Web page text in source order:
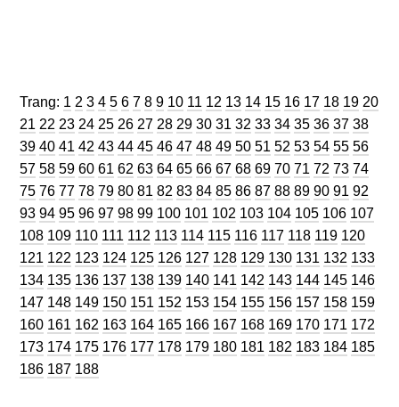
Trang: Trang
1 Trang
2 Trang
3 Trang
4 Trang
5 Trang
6 Trang
7 Trang
8 Trang
9 Trang
10 Trang
11 Trang
12 Trang
13 Trang
14 Trang
15 Trang
16 Trang
17 Trang
18 Trang
19 Trang
20
Trang
21 Trang
22 Trang
23 Trang
24 Trang
25 Trang
26 Trang
27 Trang
28 Trang
29 Trang
30 Trang
31 Trang
32 Trang
33 Trang
34 Trang
35 Trang
36 Trang
37 Trang
38
39 Trang
40 Trang
41 Trang
42 Trang
43 Trang
44 Trang
45 Trang
46 Trang
47 Trang
48 Trang
49 Trang
50 Trang
51 Trang
52 Trang
53 Trang
54 Trang
55 Trang
56
57 Trang
58 Trang
59 Trang
60 Trang
61 Trang
62 Trang
63 Trang
64 Trang
65 Trang
66 Trang
67 Trang
68 Trang
69 Trang
70 Trang
71 Trang
72 Trang
73 Trang
74
75 Trang
76 Trang
77 Trang
78 Trang
79 Trang
80 Trang
81 Trang
82 Trang
83 Trang
84 Trang
85 Trang
86 Trang
87 Trang
88 Trang
89 Trang
90 Trang
91 Trang
92
93 Trang
94 Trang
95 Trang
96 Trang
97 Trang
98 Trang
99 Trang
100 Trang
101 Trang
102 Trang
103 Trang
104 Trang
105 Trang
106 Trang
107
108 Trang
109 Trang
110 Trang
111 Trang
112 Trang
113 Trang
114 Trang
115 Trang
116 Trang
117 Trang
118 Trang
119 Trang
120
121 Trang
122 Trang
123 Trang
124 Trang
125 Trang
126 Trang
127 Trang
128 Trang
129 Trang
130 Trang
131 Trang
132 Trang
133
134 Trang
135 Trang
136 Trang
137 Trang
138 Trang
139 Trang
140 Trang
141 Trang
142 Trang
143 Trang
144 Trang
145 Trang
146
147 Trang
148 Trang
149 Trang
150 Trang
151 Trang
152 Trang
153 Trang
154 Trang
155 Trang
156 Trang
157 Trang
158 Trang
159
160 Trang
161 Trang
162 Trang
163 Trang
164 Trang
165 Trang
166 Trang
167 Trang
168 Trang
169 Trang
170 Trang
171 Trang
172
173 Trang
174 Trang
175 Trang
176 Trang
177 Trang
178 Trang
179 Trang
180 Trang
181 Trang
182 Trang
183 Trang
184 Trang
185
186 Trang
187 Trang
188